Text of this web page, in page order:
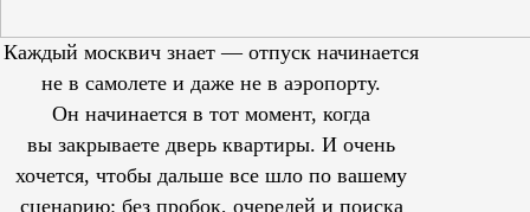
Каждый москвич знает — отпуск начинается
не в самолете и даже не в аэропорту.
Он начинается в тот момент, когда
вы закрываете дверь квартиры. И очень
хочется, чтобы дальше все шло по вашему
сценарию: без пробок, очередей и поиска